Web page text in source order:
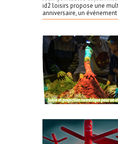
id2 loisirs propose une
anniversaire, un